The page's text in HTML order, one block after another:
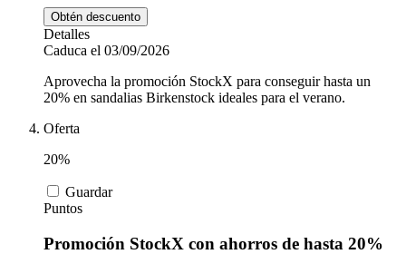
Obtén descuento
Detalles
Caduca el 03/09/2026
Aprovecha la promoción StockX para conseguir hasta un
20% en sandalias Birkenstock ideales para el verano.
Oferta
20%
Guardar
Puntos
Promoción StockX con ahorros de hasta 20%